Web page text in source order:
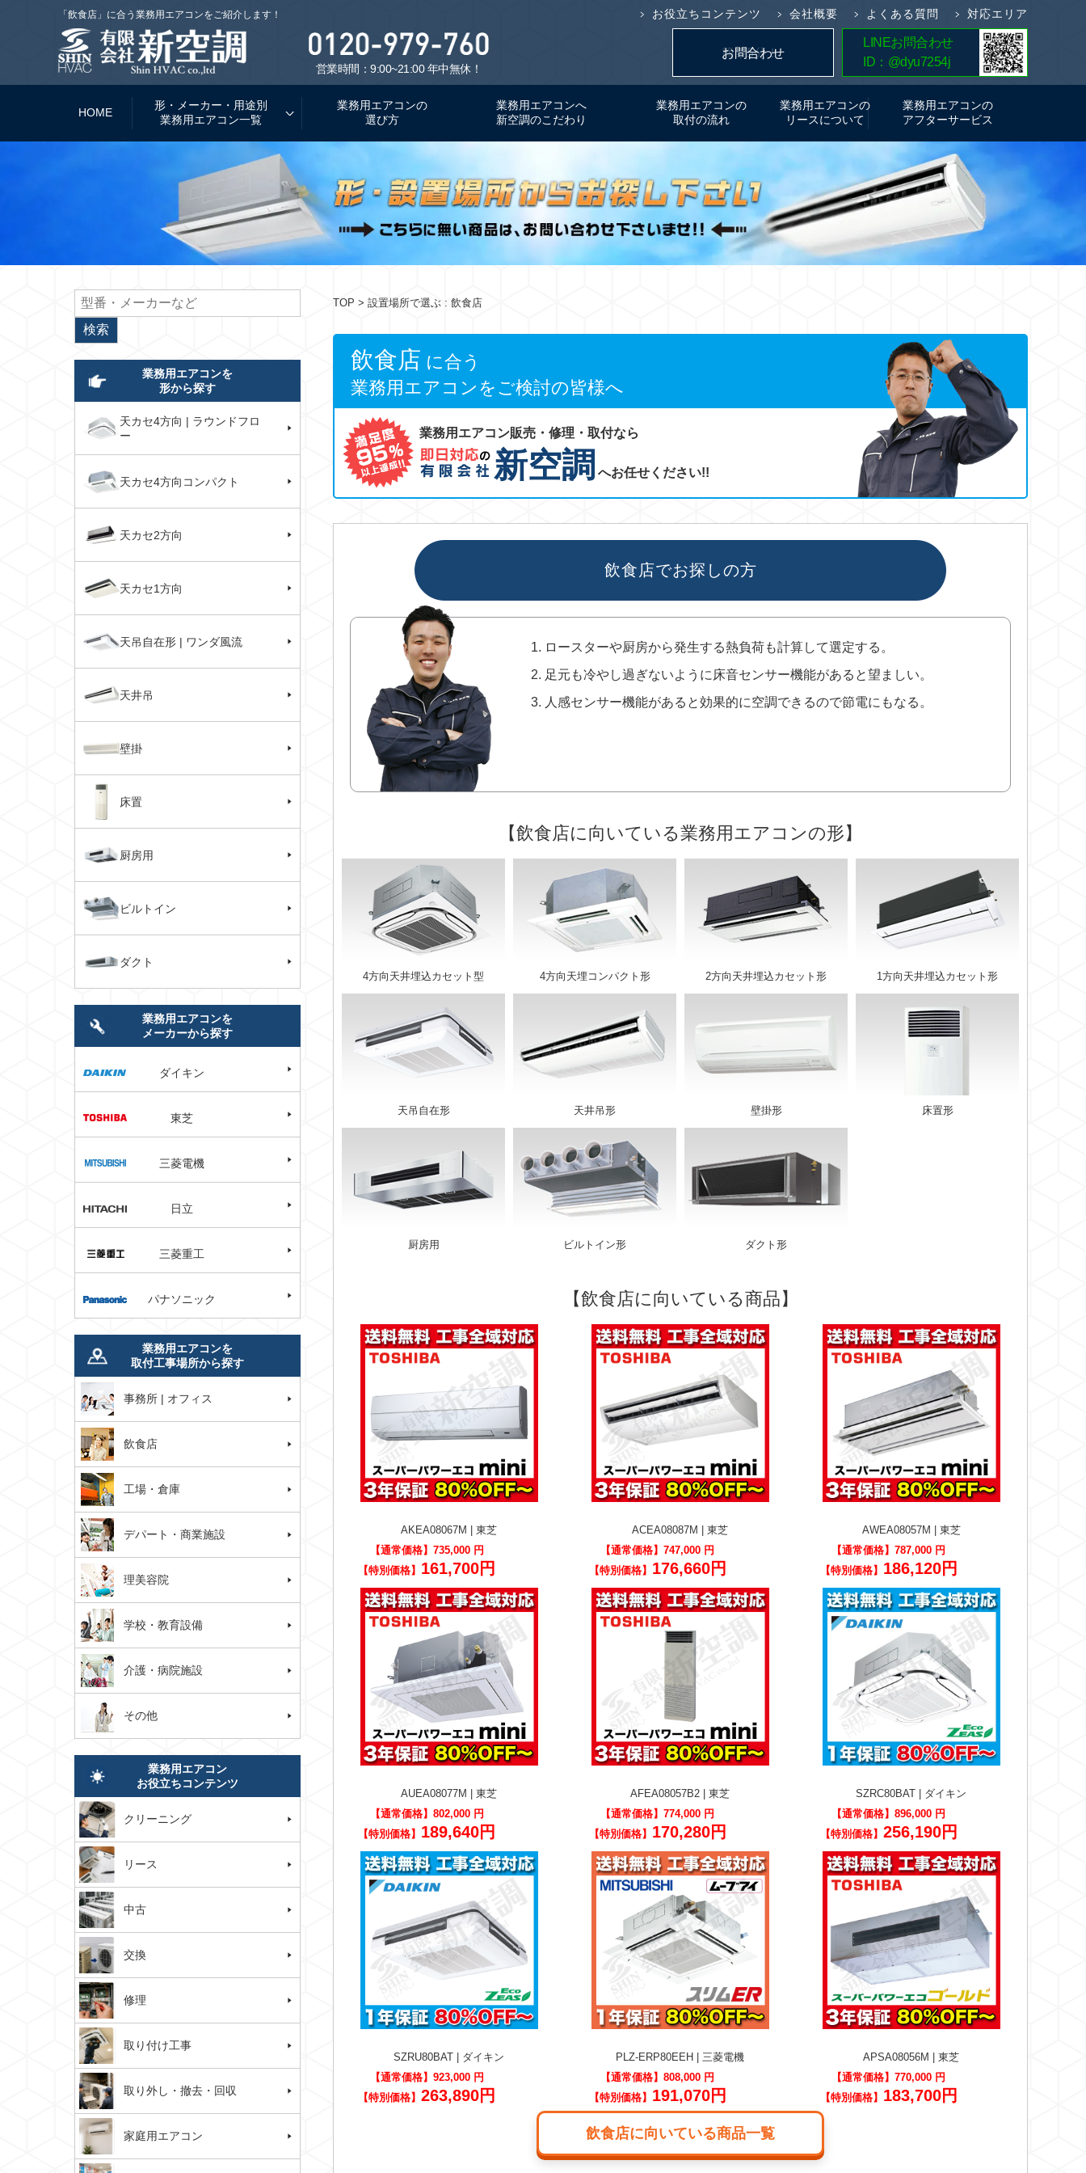
「飲食店」に合う業務用エアコンをご紹介します！ お役立ちコンテンツ 会社概要 よくある質問 対応エリア
営業時間：9:00~21:00 年中無休！
簡単5分！
お見積り
お問合わせ
LINEお問合わせ
ID：@dyu7254j
HOME
形・メーカー・用途別
業務用エアコン一覧
業務用エアコンの
選び方
業務用エアコンへ
新空調のこだわり
業務用エアコンの
取付の流れ
業務用エアコンの
リースについて
業務用エアコンの
アフターサービス
TOP > 設置場所で選ぶ : 飲食店
飲食店 に合う
業務用エアコンをご検討の皆様へ
業務用エアコン販売・修理・取付なら
新空調 へお任せください!!
飲食店でお探しの方
ロースターや厨房から発生する熱負荷も計算して選定する。
足元も冷やし過ぎないように床音センサー機能があると望ましい。
人感センサー機能があると効果的に空調できるので節電にもなる。
【飲食店に向いている業務用エアコンの形】
4方向天井埋込カセット型 4方向天埋コンパクト形 2方向天井埋込カセット形 1方向天井埋込カセット形
天吊自在形 天井吊形 壁掛形 床置形
厨房用 ビルトイン形 ダクト形
【飲食店に向いている商品】
AKEA08067M | 東芝
【通常価格】 735,000 円
【特別価格】 161,700円
ACEA08087M | 東芝
【通常価格】747,000 円
【特別価格】 176,660円
AWEA08057M | 東芝
【通常価格】787,000 円
【特別価格】 186,120円
AUEA08077M | 東芝
【通常価格】 802,000 円
【特別価格】 189,640円
AFEA08057B2 | 東芝
【通常価格】774,000 円
【特別価格】 170,280円
SZRC80BAT | ダイキン
【通常価格】896,000 円
【特別価格】 256,190円
SZRU80BAT | ダイキン
【通常価格】 923,000 円
【特別価格】 263,890円
PLZ-ERP80EEH | 三菱電機
【通常価格】808,000 円
【特別価格】 191,070円
APSA08056M | 東芝
【通常価格】770,000 円
【特別価格】 183,700円
飲食店に向いている商品一覧
業務用エアコンを
形から探す
天カセ4方向 | ラウンドフロ
ー
天カセ4方向コンパクト
天カセ2方向
天カセ1方向
天吊自在形 | ワンダ風流
天井吊
壁掛
床置
厨房用
ビルトイン
ダクト
業務用エアコンを
メーカーから探す
ダイキン
東芝
三菱電機
日立
三菱重工
パナソニック
業務用エアコンを
取付工事場所から探す
事務所 | オフィス
飲食店
工場・倉庫
デパート・商業施設
理美容院
学校・教育設備
介護・病院施設
その他
業務用エアコン
お役立ちコンテンツ
クリーニング
リース
中古
交換
修理
取り付け工事
取り外し・撤去・回収
家庭用エアコン